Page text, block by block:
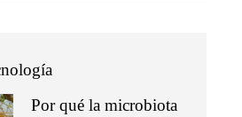
Por qué la microbiota